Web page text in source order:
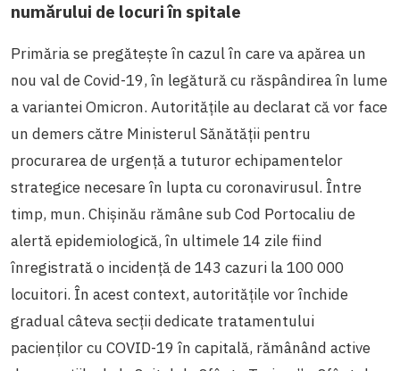
numărului de locuri în spitale
Primăria se pregătește în cazul în care va apărea un
nou val de Covid-19, în legătură cu răspândirea în lume
a variantei Omicron. Autoritățile au declarat că vor face
un demers către Ministerul Sănătății pentru
procurarea de urgență a tuturor echipamentelor
strategice necesare în lupta cu coronavirusul. Între
timp, mun. Chișinău rămâne sub Cod Portocaliu de
alertă epidemiologică, în ultimele 14 zile fiind
înregistrată o incidență de 143 cazuri la 100 000
locuitori. În acest context, autoritățile vor închide
gradual câteva secții dedicate tratamentului
pacienților cu COVID-19 în capitală, rămânând active